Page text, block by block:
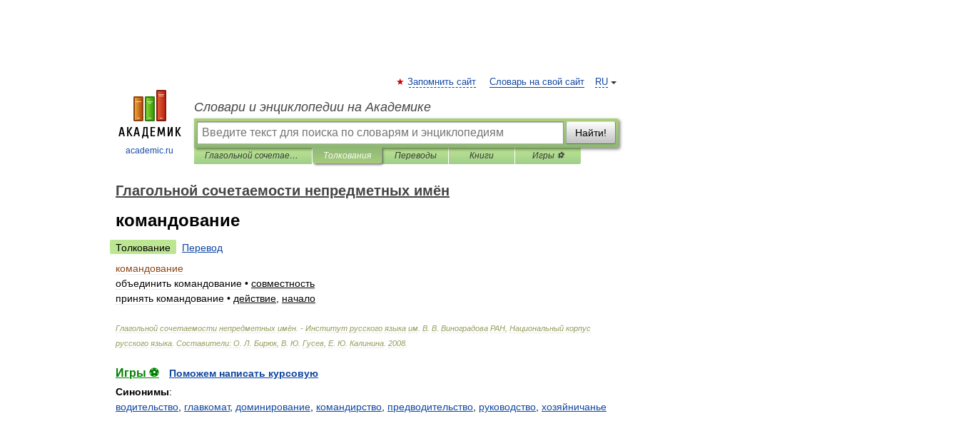
academic.ru
RU
Запомнить сайт Словарь на свой сайт
Словари и энциклопедии на Академике
Найти!
Глагольной сочетаемости непредметных имён Толкования Переводы Книги Игры ⚽
Глагольной сочетаемости непредметных имён
командование
Толкование
Перевод
командование
объединить командование • совместность
принять командование • действие начало
Глагольной сочетаемости непредметных имён . - Институт русского языка им В В Виноградова РАН Национальный корпус
русского языка Составители: О Л Бирюк, В Ю Гусев Е. Ю Калинина 2008
Игры ⚽
Поможем написать курсовую
Синонимы:
водительство главкомат, доминирование командирство предводительство руководство хозяйничанье